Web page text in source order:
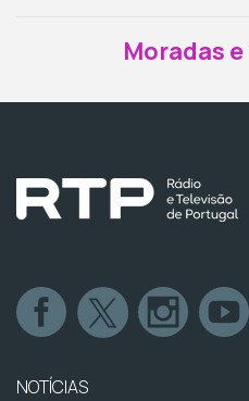
Moradas
NOTÍCIAS